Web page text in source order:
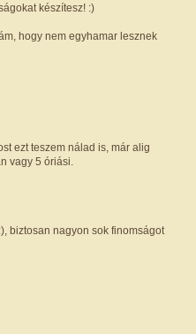
készítesz! :)
hogy nem egyhamar lesznek
ezt teszem nálad is, már alig
vagy 5 óriási.
biztosan nagyon sok finomságot